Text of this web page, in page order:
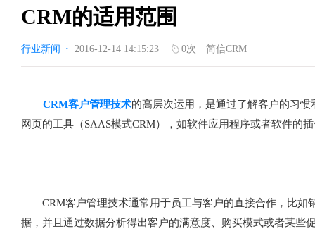
营销云
从营销获客到商机转化的全流程管理
渠道云
融合分公司、经销商、总部伙伴管理
涵盖多种售前/后服务元素功能和接入
挖现有客户价值以及开发更多新...
传媒企业自身由于数字化传媒的发
展，对其内部控制建设和完善也是...
进装修行业往
互联网等相关信息技术的发展是支撑
互联网金融模式发展的基石，给...
通过数字化方
享受个性化的
以CRM产品为基础的功能点
CRM的适用范围
行业新闻 · 2016-12-14 14:15:23 0次 简信CRM
CRM客户管理技术的高层次运用，是通过了解客户的习
网页的工具（SAAS模式CRM），如软件应用程序或者软件的
CRM客户管理技术通常用于员工与客户的直接合作，比如
据，并且通过数据分析得出客户的满意度、购买模式或者某些